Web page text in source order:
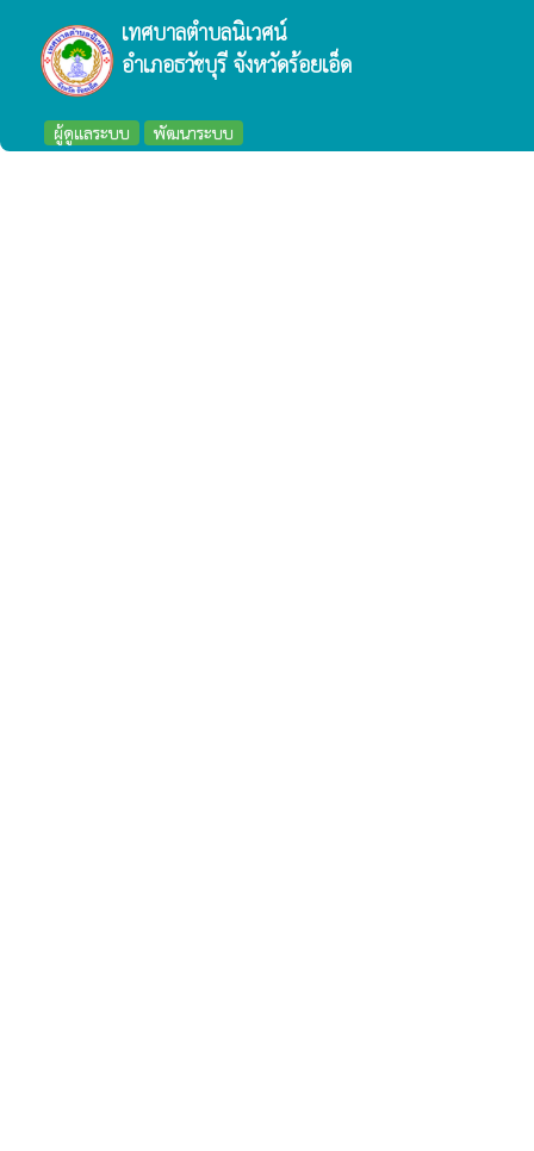
เทศบาลตำบลนิเวศน์
อำเภอธวัชบุรี จังหวัดร้อยเอ็ด
ผู้ดูแลระบบ พัฒนาระบบ